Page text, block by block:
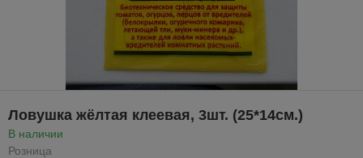
Ловушка жёлтая клеевая, 3шт. (25*14см.)
В наличии
Розница